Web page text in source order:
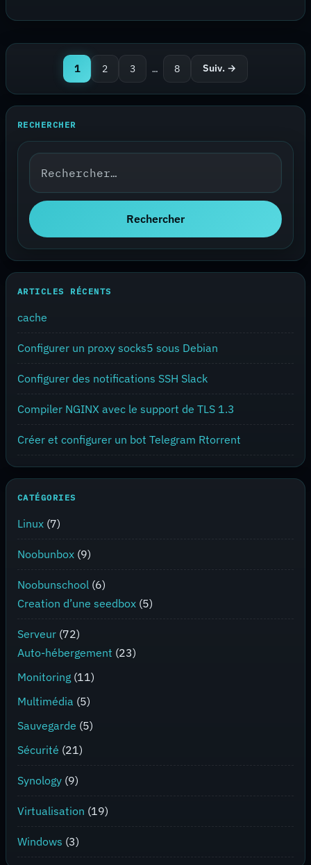
Pagination des publications
1 2 3 … 8 Suiv. →
RECHERCHER
Rechercher :
Rechercher
ARTICLES RÉCENTS
cache
Configurer un proxy socks5 sous Debian
Configurer des notifications SSH Slack
Compiler NGINX avec le support de TLS 1.3
Créer et configurer un bot Telegram Rtorrent
CATÉGORIES
Linux (7)
Noobunbox (9)
Noobunschool (6)
Creation d’une seedbox (5)
Serveur (72)
Auto-hébergement (23)
Monitoring (11)
Multimédia (5)
Sauvegarde (5)
Sécurité (21)
Synology (9)
Virtualisation (19)
Windows (3)